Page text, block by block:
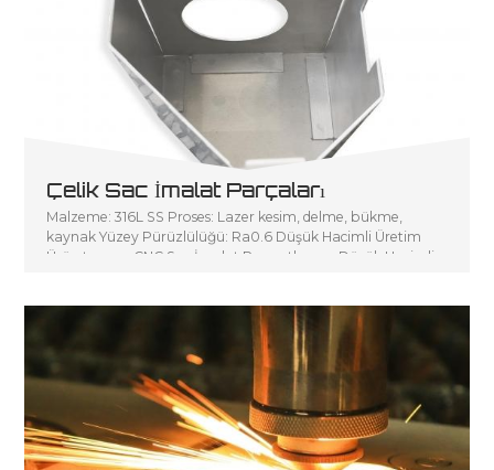
Çelik Sac İmalat Parçaları
Malzeme: 316L SS Proses: Lazer kesim, delme, bükme,
kaynak Yüzey Pürüzlülüğü: Ra0.6 Düşük Hacimli Üretim
Ürün tanımı: CNC Sac İmalat P sanatlarının Düşük Hacimli